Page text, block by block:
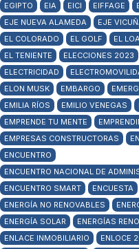
EGIPTO
EIA EICI EIFFAGE
EJE NUEVA ALAMEDA
EJE
EL COLORADO
EL GOLF EL
EL TENIENTE
ELECCIONES 2023
ELECTRICIDAD
ELON MUSK
EMBARGO
EMILIA RÍOS
EMILIO VENEGAS
EMPRENDE TU MENTE
EMPRESAS CONSTRUCTORAS
ENCUENTRO
ENCUENTRO NACIONAL DE
ENCUENTRO SMART
ENCUESTA
ENERGÍA NO RENOVABLES
ENERGÍA SOLAR
ENERGÍAS
ENLACE INMOBILIARIO
ENLOCE